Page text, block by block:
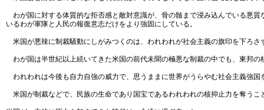
わが国に対する体質的な拒否感と敵対意識が、骨の髄まで浸み込んでいる悪
いるわが軍隊と人民の報復意志だけをより強固にしている。
米国が悪辣に制裁騒動にしがみつくのは、われわれが社会主義の旗印を下ろ
わが国は半世紀以上続いてきた米国の前代未聞の極悪な制裁の中でも、東邦
われわれは今後も自力自強の威力で、思うままに世界がうらやむ社会主義強
米国が制裁などで、民族の生命であり国宝であるわれわれの核抑止力を奪う